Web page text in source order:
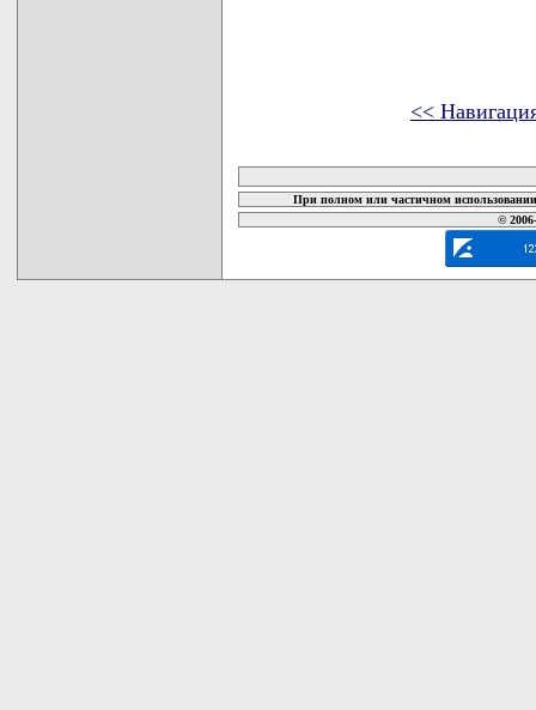
<<
При полном или частичном
©